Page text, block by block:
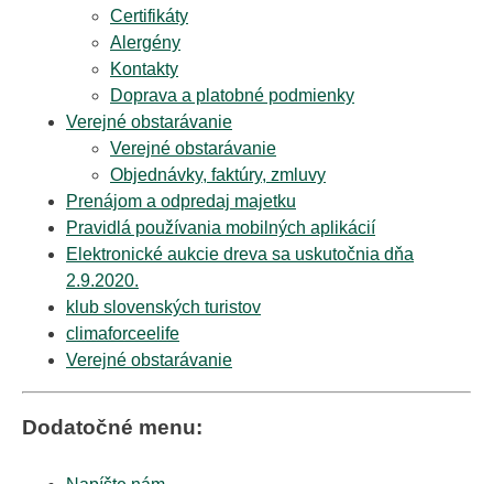
Certifikáty
Alergény
Kontakty
Doprava a platobné podmienky
Verejné obstarávanie
Verejné obstarávanie
Objednávky, faktúry, zmluvy
Prenájom a odpredaj majetku
Pravidlá používania mobilných aplikácií
Elektronické aukcie dreva sa uskutočnia dňa
2.9.2020.
klub slovenských turistov
climaforceelife
Verejné obstarávanie
Dodatočné menu: